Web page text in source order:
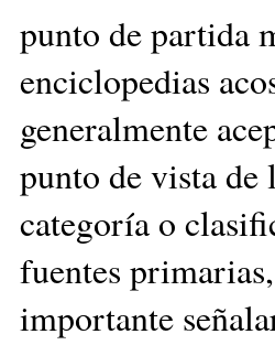
punto de partida
enciclopedias
generalmente
punto de vista de
categoría o
fuentes
importante